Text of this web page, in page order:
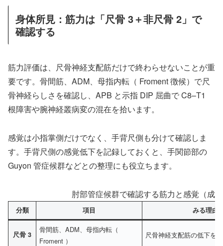
身体所見：筋力は「尺骨 3＋非尺骨 2」で
確認する
筋力評価は、尺骨神経支配筋だけで終わらせないことが重
要です。骨間筋、ADM、母指内転（ Froment 徴候）で尺
骨神経らしさを確認し、APB と示指 DIP 屈曲で C8–T1
根障害や腕神経叢病変の混在を拾います。
感覚は小指掌側だけでなく、手背尺側も分けて確認しま
す。手背尺側の感覚低下を記録しておくと、手関節部の
Guyon 管症候群などとの整理にも役立ちます。
肘部管症候群で確認する筋力と感覚（成
分類 項目 みる理由
尺骨 3
骨間筋、ADM、母指内転（
Froment ）
尺骨神経支配筋の低下を